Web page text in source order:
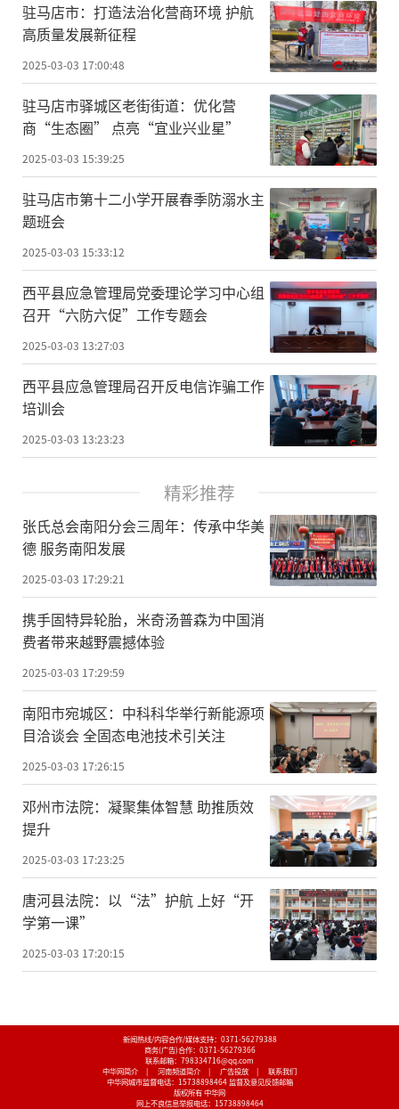
驻马店市：打造法治化营商环境 护航
高质量发展新征程
2025-03-03 17:00:48
驻马店市驿城区老街街道：优化营
商“生态圈” 点亮“宜业兴业星”
2025-03-03 15:39:25
驻马店市第十二小学开展春季防溺水主
题班会
2025-03-03 15:33:12
西平县应急管理局党委理论学习中心组
召开“六防六促”工作专题会
2025-03-03 13:27:03
西平县应急管理局召开反电信诈骗工作
培训会
2025-03-03 13:23:23
精彩推荐
张氏总会南阳分会三周年：传承中华美
德 服务南阳发展
2025-03-03 17:29:21
携手固特异轮胎，米奇汤普森为中国消
费者带来越野震撼体验
2025-03-03 17:29:59
南阳市宛城区：中科科华举行新能源项
目洽谈会 全固态电池技术引关注
2025-03-03 17:26:15
邓州市法院：凝聚集体智慧 助推质效
提升
2025-03-03 17:23:25
唐河县法院：以“法”护航 上好“开
学第一课”
2025-03-03 17:20:15
新闻热线/内容合作/媒体支持： 0371-56279388
商务(广告)合作： 0371-56279366
联系邮箱：798334716@qq.com
中华网简介
| 河南频道简介 | 广告投放 |
联系我们
中华网城市监督电话： 15738898464 监督及意见反馈邮箱
版权所有 中华网
网上不良信息举报电话： 15738898464